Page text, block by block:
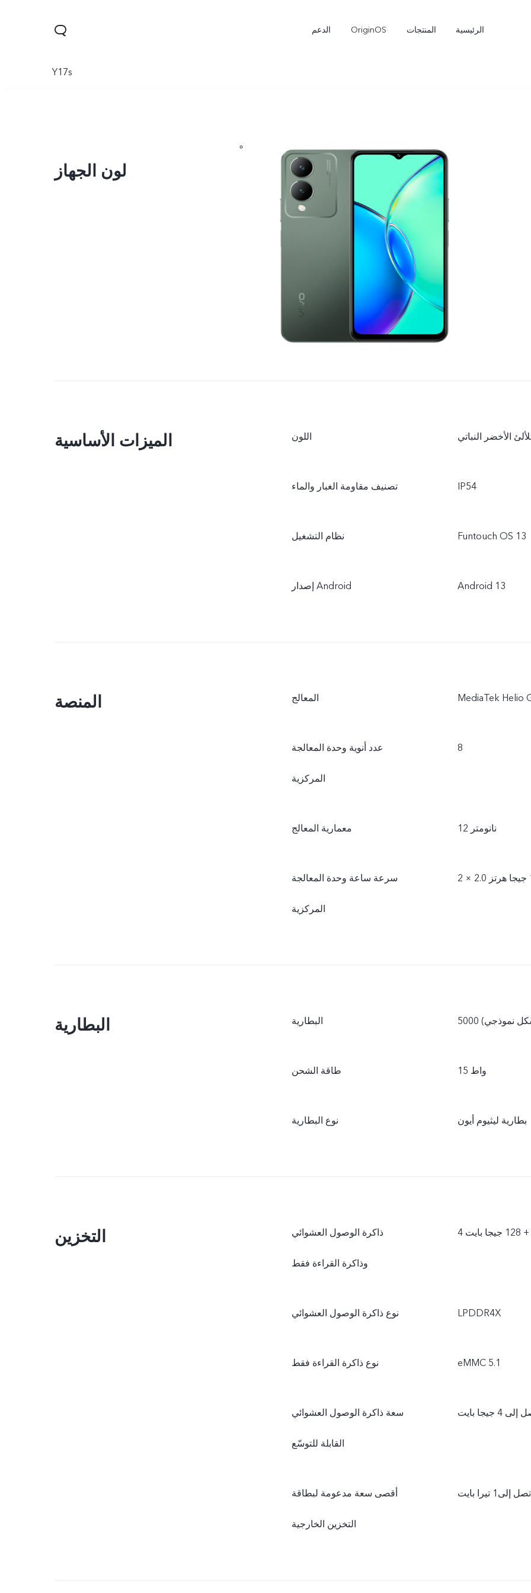
الرئيسية المنتجات OriginOS الدعم
Y04 جديد
Y17s
لون الجهاز
الميزات الأساسية اللون الأخضر النباتي
تصنيف مقاومة الغبار والماء IP54
نظام التشغيل Funtouch OS 13
إصدار Android Android 13
المنصة المعالج MediaTek Helio
عدد أنوية وحدة المعالجة
المركزية
8
معمارية المعالج 12 نانومتر
سرعة ساعة وحدة المعالجة
المركزية
البطارية البطارية نموذجي)
طاقة الشحن 15 واط
نوع البطارية بطارية ليثيوم أيون
التخزين ذاكرة الوصول العشوائي
وذاكرة القراءة فقط
نوع ذاكرة الوصول العشوائي LPDDR4X
نوع ذاكرة القراءة فقط eMMC 5.1
سعة ذاكرة الوصول العشوائي
القابلة للتوسّع
4 جيجا بايت
أقصى سعة مدعومة لبطاقة
التخزين الخارجية
تصل إلى1 تيرا بايت